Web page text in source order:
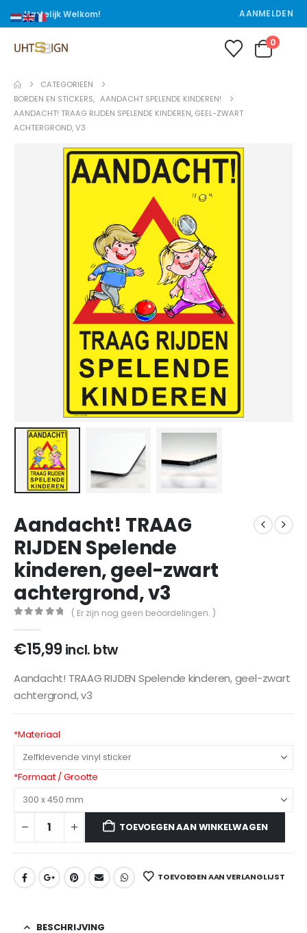
Hartelijk Welkom! AANMELDEN
0
CATEGORIEËN
BORDEN EN STICKERS, AANDACHT SPELENDE KINDEREN!
AANDACHT! TRAAG RIJDEN SPELENDE KINDEREN, GEEL-ZWART
ACHTERGROND, V3
Aandacht! TRAAG
RIJDEN Spelende
kinderen, geel-zwart
achtergrond, v3
( Er zijn nog geen beoordelingen. )
€15,99 incl. btw
Aandacht! TRAAG RIJDEN Spelende kinderen, geel-zwart
achtergrond, v3
*Materiaal
*Formaat / Grootte
TOEVOEGEN AAN WINKELWAGEN
TOEVOEGEN AAN VERLANGLIJST
BESCHRIJVING